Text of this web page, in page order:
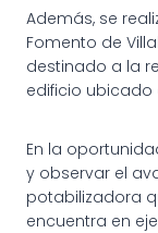
Además, se
Fomento de
destinado a la
edificio ubicado
En la
y observar el
potabilizadora
encuentra en